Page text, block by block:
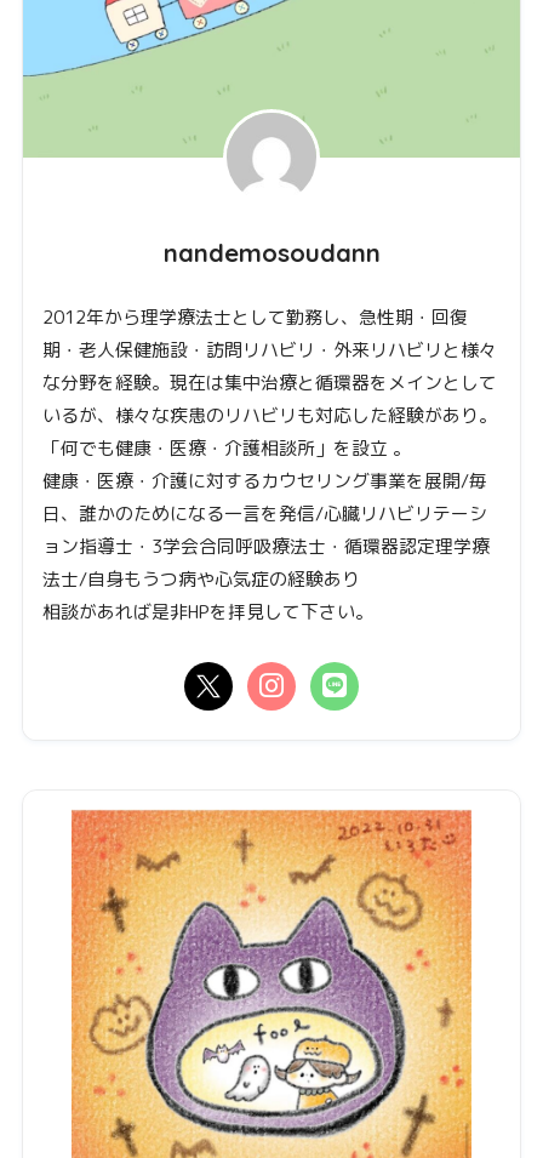
nandemosoudann
2012年から理学療法士として勤務し、急性期・回復
期・老人保健施設・訪問リハビリ・外来リハビリと様々
な分野を経験。現在は集中治療と循環器をメインとして
いるが、様々な疾患のリハビリも対応した経験があり。
「何でも健康・医療・介護相談所」を設立 。
健康・医療・介護に対するカウセリング事業を展開/毎
日、誰かのためになる一言を発信/心臓リハビリテーシ
ョン指導士・3学会合同呼吸療法士・循環器認定理学療
法士/自身もうつ病や心気症の経験あり
相談があれば是非HPを拝見して下さい。